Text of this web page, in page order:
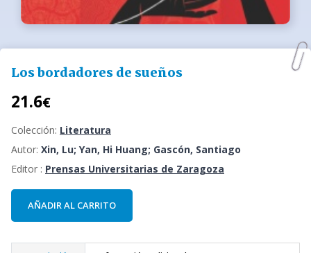
Los bordadores de sueños
21.6€
Colección: Literatura
Autor: Xin, Lu; Yan, Hi Huang; Gascón, Santiago
Editor : Prensas Universitarias de Zaragoza
AÑADIR AL CARRITO